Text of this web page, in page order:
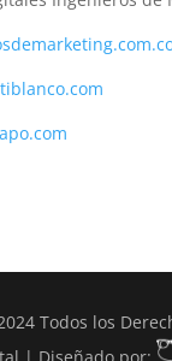
Todos los